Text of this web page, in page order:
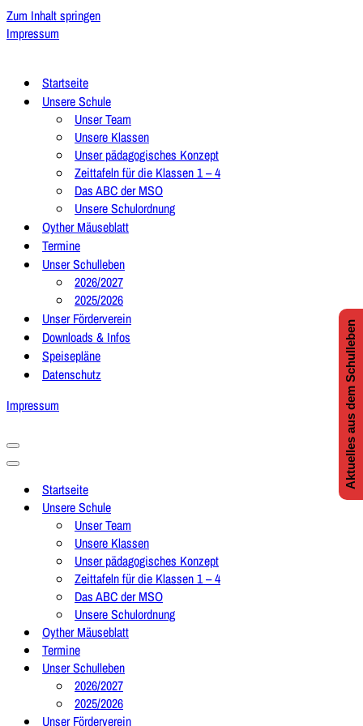
Zum Inhalt springen
Impressum
Startseite
Unsere Schule
Unser Team
Unsere Klassen
Unser pädagogisches Konzept
Zeittafeln für die Klassen 1 – 4
Das ABC der MSO
Unsere Schulordnung
Oyther Mäuseblatt
Termine
Unser Schulleben
2026/2027
2025/2026
Unser Förderverein
Downloads & Infos
Speisepläne
Datenschutz
Impressum
Navigationsmenü
Navigationsmenü
Startseite
Unsere Schule
Unser Team
Unsere Klassen
Unser pädagogisches Konzept
Zeittafeln für die Klassen 1 – 4
Das ABC der MSO
Unsere Schulordnung
Oyther Mäuseblatt
Termine
Unser Schulleben
2026/2027
2025/2026
Unser Förderverein
Aktuelles aus dem Schulleben